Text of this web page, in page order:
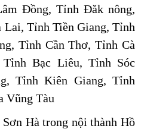
Đồng, Tỉnh Đăk nông,
Tỉnh Tiền Giang, Tỉnh
Tỉnh Cần Thơ, Tỉnh Cà
Bạc Liêu, Tỉnh Sóc
Tỉnh Kiên Giang, Tỉnh
Vũng Tàu
Hà trong nội thành Hồ